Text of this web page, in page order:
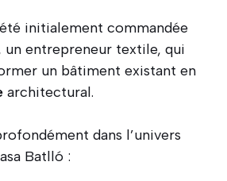
initialement commandée
un entrepreneur textile, qui
un bâtiment existant en
architectural.
dans l’univers
Batlló :